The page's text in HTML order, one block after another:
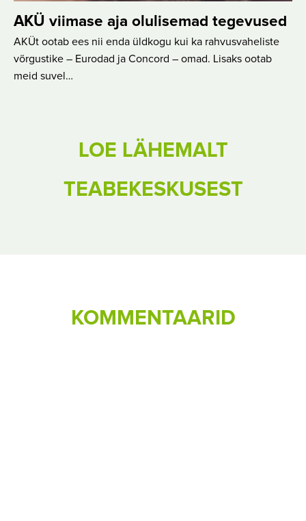
AKÜ viimase aja olulisemad tegevused
AKÜt ootab ees nii enda üldkogu kui ka rahvusvaheliste
võrgustike – Eurodad ja Concord – omad. Lisaks ootab
meid suvel…
LOE LÄHEMALT
TEABEKESKUSEST
KOMMENTAARID